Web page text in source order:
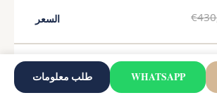
السعر
طلب معلومات WHATSAPP